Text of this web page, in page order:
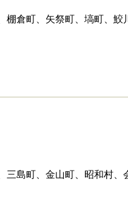
棚倉町、矢祭町、塙町、鮫
三島町、金山町、昭和村、